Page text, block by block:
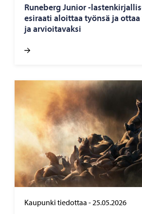
Ru­ne­berg Ju­nior -​
esi­raa­ti aloit­taa työn­sä ja
ja ar­vioi­ta­vak­si
Kaupunki tiedottaa -25.05.2026